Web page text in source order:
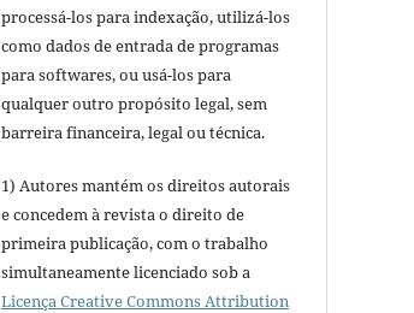
processá-los para indexação, utilizá-los
como dados de entrada de programas
para softwares, ou usá-los para
qualquer outro propósito legal, sem
barreira financeira, legal ou técnica.
1) Autores mantém os direitos autorais
e concedem à revista o direito de
primeira publicação, com o trabalho
simultaneamente licenciado sob a
Licença Creative Commons Attribution